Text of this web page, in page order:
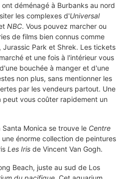
déménagé à Burbanks au nord
les complexes d'Universal
NBC. Vous pouvez marcher ou
de films bien connus comme
Jurassic Park et Shrek. Les tickets
et une fois à l'intérieur vous
bouchée à manger et d'une
non plus, sans mentionner les
par les vendeurs partout. Une
vous coûter rapidement un
Monica se trouve le Centre
une énorme collection de peintures
Les Iris de Vincent Van Gogh.
Beach, juste au sud de Los